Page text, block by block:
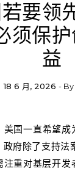
要领
须保
益
18 6 月, 2026 -
政府除了支持
注重对基层开发